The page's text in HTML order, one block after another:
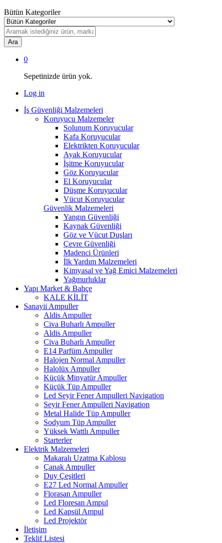
Bütün Kategoriler
Ara
0
Sepetinizde ürün yok.
Log in
İş Güvenliği Malzemeleri
Koruyucu Malzemeler
Solunum Koruyucular
Kafa Koruyucular
Elektrikten Koruyucular
Ayak Koruyucular
İşitme Koruyucular
Göz Koruyucular
El Koruyucular
Düşme Koruyucular
Vücut Koruyucular
Güvenlik Malzemeleri
Yangın Güvenliği
Kaynak Güvenliği
Göz ve Vücut Duşları
Çevre Güvenliği
Madenci Ürünleri
İlk Yardım Malzemeleri
Kimyasal ve Yağ Emici Malzemeleri
Yağmurluklar
Yapı Market & Bahçe
KALE KİLİT
Sanayii Ampuller
Aldis Ampuller
Civa Buharlı Ampuller
Aldis Ampuller
Civa Buharlı Ampuller
E14 Parfüm Ampuller
Halojen Normal Ampuller
Halolüx Ampuller
Küçük Minyatür Ampuller
Küçük Tüp Ampuller
Led Seyir Fener Ampulleri Navigation
Seyir Fener Ampulleri Navigation
Metal Halide Tüp Ampuller
Sodyum Tüp Ampuller
Yüksek Wattlı Ampuller
Starterler
Elektrik Malzemeleri
Makaralı Uzatma Kablosu
Çanak Ampuller
Duy Çeşitleri
E27 Led Normal Ampuller
Florasan Ampuller
Led Floresan Ampul
Led Kapsül Ampul
Led Projektör
İletişim
Teklif Listesi